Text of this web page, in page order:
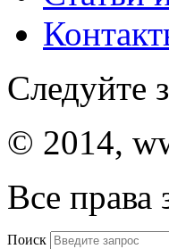
Следуйте
© 2014,
Все
Поиск